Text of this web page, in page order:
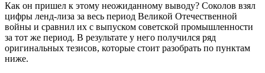
Как он пришел к этому неожиданному выводу? Соколов взял
цифры ленд-лиза за весь период Великой Отечественной
войны и сравнил их с выпуском советской промышленности
за тот же период. В результате у него получился ряд
оригинальных тезисов, которые стоит разобрать по пунктам
ниже.